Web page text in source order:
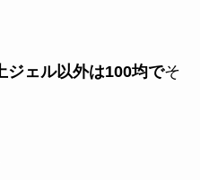
ジェル以外は100均でそ